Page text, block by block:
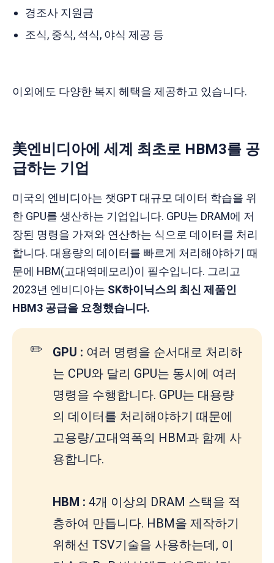
경조사 지원금
조식, 중식, 석식, 야식 제공 등
이외에도 다양한 복지 헤택을 제공하고 있습니다.
美엔비디아에 세계 최초로 HBM3를 공
급하는 기업
미국의 엔비디아는 챗GPT 대규모 데이터 학습을 위
한 GPU를 생산하는 기업입니다. GPU는 DRAM에 저
장된 명령을 가져와 연산하는 식으로 데이터를 처리
합니다. 대용량의 데이터를 빠르게 처리해야하기 때
문에 HBM(고대역메모리)이 필수입니다. 그리고
2023년 엔비디아는 SK하이닉스의 최신 제품인
HBM3 공급을 요청했습니다.
✏️ GPU : 여러 명령을 순서대로 처리하
는 CPU와 달리 GPU는 동시에 여러
명령을 수행합니다. GPU는 대용량
의 데이터를 처리해야하기 때문에
고용량/고대역폭의 HBM과 함께 사
용합니다.
HBM : 4개 이상의 DRAM 스택을 적
층하여 만듭니다. HBM을 제작하기
위해선 TSV기술을 사용하는데, 이